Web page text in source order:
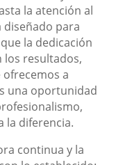
la atención al
diseñado para
la dedicación
los resultados,
a
una oportunidad
la diferencia.
continua y la